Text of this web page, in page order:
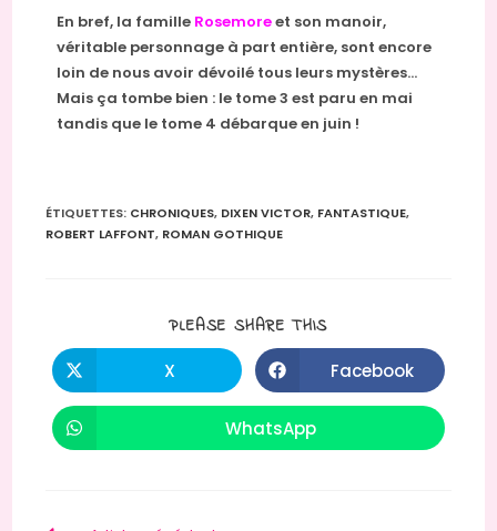
En bref, la famille Rosemoreet son manoir,
véritable personnage à part entière, sont encore
loin de nous avoir dévoilé tous leurs mystères…
Mais ça tombe bien : le tome 3 est paru en mai
tandis que le tome 4 débarque en juin !
ÉTIQUETTES: CHRONIQUES, DIXEN VICTOR, FANTASTIQUE,
ROBERT LAFFONT, ROMAN GOTHIQUE
PLEASE SHARE THIS
X
Facebook
WhatsApp